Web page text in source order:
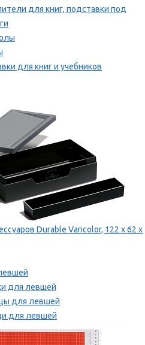
для книг, подставки под
для книг и учебников
Durable Varicolor, 122 x 62 x
для левшей
для левшей
для левшей
для левшей